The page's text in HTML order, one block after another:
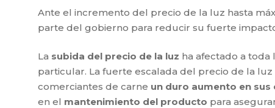
Ante el incremento del precio de la luz hasta
parte del gobierno para reducir su fuerte
La subida del precio de la luz ha afectado a toda
particular. La fuerte escalada del precio de la
comerciantes de carne un duro aumento en sus
en el mantenimiento del producto para